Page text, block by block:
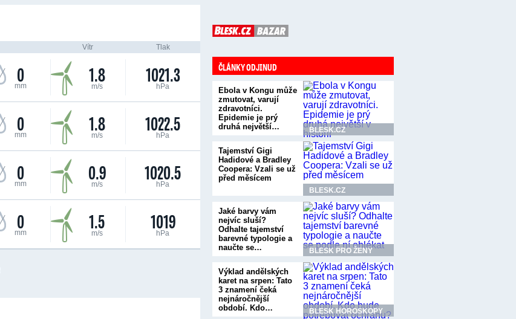
Vítr Tlak
0
mm 1.8
m/s 1021.3
hPa
0
mm 1.8
m/s 1022.5
hPa
0
mm 0.9
m/s 1020.5
hPa
0
mm 1.5
m/s 1019
hPa
ČLÁNKY ODJINUD
Ebola v Kongu může
zmutovat, varují
zdravotníci.
Epidemie je prý
druhá největší…
BLESK.CZ
Tajemství Gigi
Hadidové a Bradley
Coopera: Vzali se už
před měsícem
BLESK.CZ
Jaké barvy vám
nejvíc sluší?
Odhalte tajemství
barevné typologie a
naučte se…
BLESK PRO ŽENY
Výklad andělských
karet na srpen: Tato
3 znamení čeká
nejnáročnější
období. Kdo…
BLESK HOROSKOPY